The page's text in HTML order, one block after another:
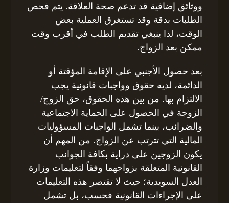
ووثائق إضافية قد تدعم صحة العلاقة. يتم فحص
الطلبات بدقة وقد تستغرق العملية بعض
الوقت، لذا ينبغي تقديم الطلب في أقرب وقت
ممكن بعد الزواج.
بعد حصول الأجنبي على الإقامة المؤقتة أو
الدائمة، لديه حقوق وواجبات قانونية يجب
الالتزام بها. من بين هذه الحقوق، حق الزوج/
الزوجة في الحصول على الحماية الاجتماعية
والضرائب، بينما تشمل الواجبات المسؤوليات
المالية التي تترتب عن الزواج. من المهم أن
يكون الزوجين على دراية بكافة الجوانب
القانونية المتعلقة بزواجهما وفقاً لتعليمات وزارة
العدل السويدية؛ حيث لا تقتصر هذه التعليمات
على الإجراءات القانونية فحسب، بل تشمل